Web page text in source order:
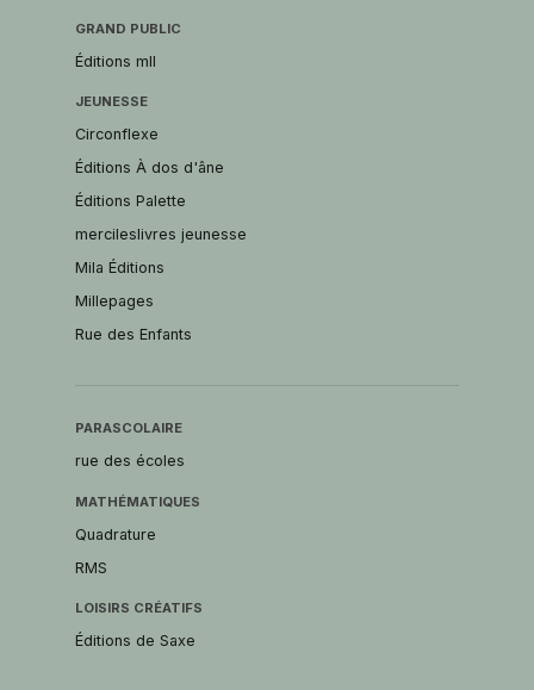
GRAND PUBLIC
Éditions mll
JEUNESSE
Circonflexe
Éditions À dos d'âne
Éditions Palette
mercileslivres jeunesse
Mila Éditions
Millepages
Rue des Enfants
PARASCOLAIRE
rue des écoles
MATHÉMATIQUES
Quadrature
RMS
LOISIRS CRÉATIFS
Éditions de Saxe